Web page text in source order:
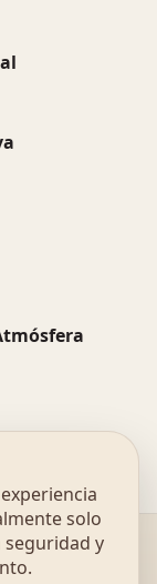
Educação
|Política de
solo
seguridad y